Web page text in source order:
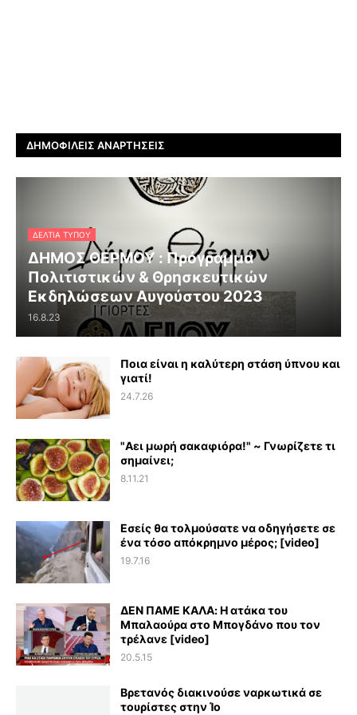
ΔΗΜΟΦΙΛΕΊΣ ΑΝΑΡΤΉΣΕΙΣ
ΔΕΛΤΊΑ ΤΎΠΟΥ
ΔΗΜΟΣ ΘΕΡΜΟΥ : Πρόγραμμα
Πολιτιστικών & Θρησκευτικών
Εκδηλώσεων Αυγούστου 2023
16.8.23
Ποια είναι η καλύτερη στάση ύπνου και
γιατί!
24.7.26
"Αει μωρή σακαφιόρα!" ~ Γνωρίζετε τι
σημαίνει;
8.11.21
Εσείς θα τολμούσατε να οδηγήσετε σε
ένα τόσο απόκρημνο μέρος; [video]
19.7.16
ΔΕΝ ΠΑΜΕ ΚΑΛΑ: Η ατάκα του
Μπαλαούρα στο Μπογδάνο που τον
τρέλανε [video]
20.5.15
Βρετανός διακινούσε ναρκωτικά σε
τουρίστες στην Ίο